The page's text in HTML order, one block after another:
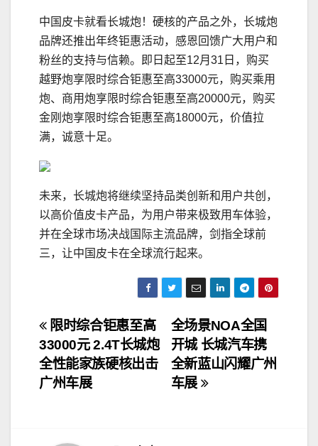
中国皮卡就看长城炮！硬核的产品之外，长城炮
品牌还推出年终钜惠活动，感恩回馈广大用户和
粉丝的支持与信赖。即日起至12月31日，购买
越野炮享限时综合钜惠至高33000元，购买乘用
炮、商用炮享限时综合钜惠至高20000元，购买
金刚炮享限时综合钜惠至高18000元，价值拉
满，诚意十足。
未来，长城炮将继续坚持品类创新和用户共创，
以高价值皮卡产品，为用户带来极致用车体验，
并在全球市场决战国际主流品牌，剑指全球前
三，让中国皮卡在全球流行起来。
文
章
导
全场景NOA全国
开城 长城汽车携
全新蓝山闪耀广州
车展
限时综合钜惠至高
33000元 2.4T长城炮
全性能家族硬核出击
广州车展